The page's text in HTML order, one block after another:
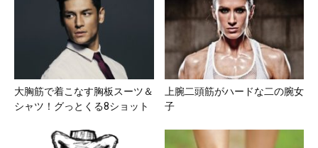
大胸筋で着こなす胸板スーツ＆
シャツ！グっとくる8ショット
上腕二頭筋がハードな二の腕女
子